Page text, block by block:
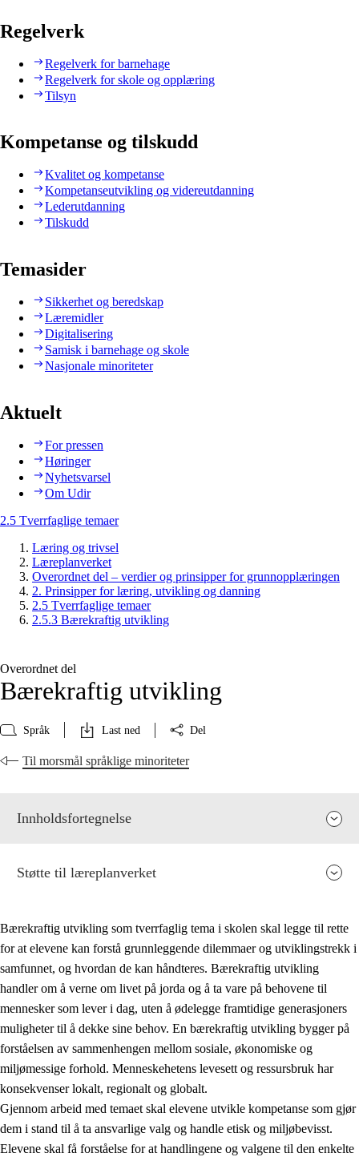
Regelverk
Regelverk for barnehage
Regelverk for skole og opplæring
Tilsyn
Kompetanse og tilskudd
Kvalitet og kompetanse
Kompetanseutvikling og videreutdanning
Lederutdanning
Tilskudd
Temasider
Sikkerhet og beredskap
Læremidler
Digitalisering
Samisk i barnehage og skole
Nasjonale minoriteter
Aktuelt
For pressen
Høringer
Nyhetsvarsel
Om Udir
2.5 Tverrfaglige temaer
Læring og trivsel
Læreplanverket
Overordnet del – verdier og prinsipper for grunnopplæringen
2. Prinsipper for læring, utvikling og danning
2.5 Tverrfaglige temaer
2.5.3 Bærekraftig utvikling
Overordnet del
Bærekraftig utvikling
Språk Last ned Del
Til morsmål språklige minoriteter
Innholdsfortegnelse
2. Prinsipper for læring, utvikling og danning
2.1 Sosial læring og utvikling
2.2 Kompetanse i fagene
Støtte til læreplanverket
Bærekraftig utvikling som tverrfaglig tema i skolen skal legge til rette
for at elevene kan forstå grunnleggende dilemmaer og utviklingstrekk i
samfunnet, og hvordan de kan håndteres. Bærekraftig utvikling
handler om å verne om livet på jorda og å ta vare på behovene til
mennesker som lever i dag, uten å ødelegge framtidige generasjoners
muligheter til å dekke sine behov. En bærekraftig utvikling bygger på
forståelsen av sammenhengen mellom sosiale, økonomiske og
miljømessige forhold. Menneskehetens levesett og ressursbruk har
konsekvenser lokalt, regionalt og globalt.
Gjennom arbeid med temaet skal elevene utvikle kompetanse som gjør
dem i stand til å ta ansvarlige valg og handle etisk og miljøbevisst.
Elevene skal få forståelse for at handlingene og valgene til den enkelte